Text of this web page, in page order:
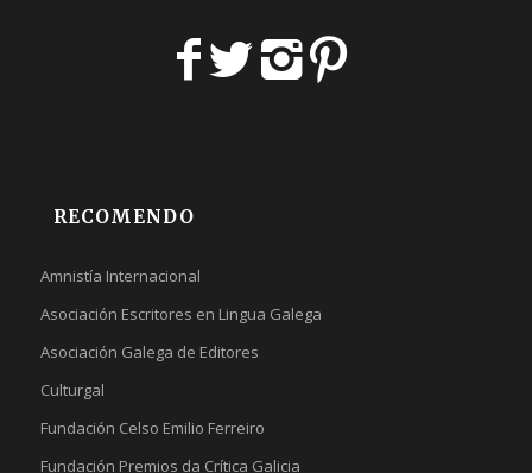
RECOMENDO
Amnistía Internacional
Asociación Escritores en Lingua Galega
Asociación Galega de Editores
Culturgal
Fundación Celso Emilio Ferreiro
Fundación Premios da Crítica Galicia